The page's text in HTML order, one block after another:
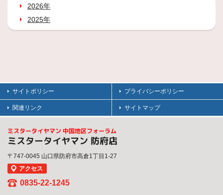
2026年
2025年
サイトポリシー プライバシーポリシー
関連リンク サイトマップ
ミスタータイヤマン 中国地区フォーラム
ミスタータイヤマン 防府店
〒747-0045 山口県防府市高倉1丁目1-27
アクセス
0835-22-1245